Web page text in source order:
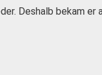
Deshalb bekam er